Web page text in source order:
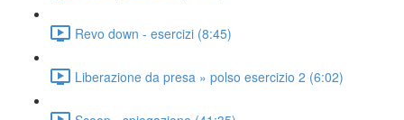
Revo down - esercizi (8:45)
Liberazione da presa » polso esercizio 2 (6:02)